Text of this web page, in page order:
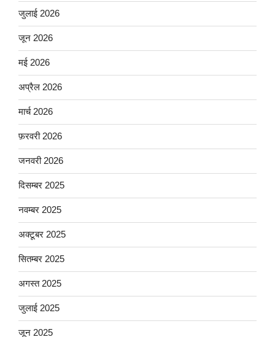
जुलाई 2026
जून 2026
मई 2026
अप्रैल 2026
मार्च 2026
फ़रवरी 2026
जनवरी 2026
दिसम्बर 2025
नवम्बर 2025
अक्टूबर 2025
सितम्बर 2025
अगस्त 2025
जुलाई 2025
जून 2025